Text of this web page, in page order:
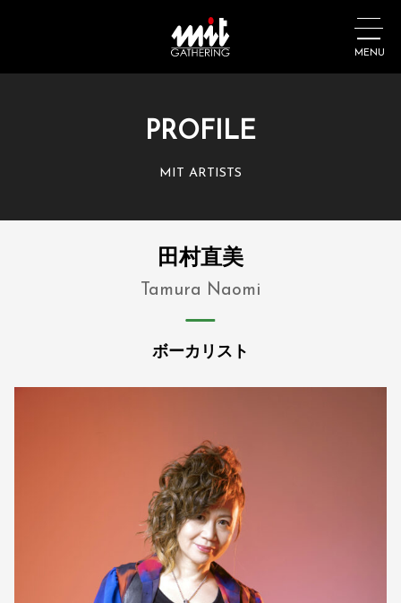
MENU
PROFILE
MIT ARTISTS
田村直美
Tamura Naomi
ボーカリスト